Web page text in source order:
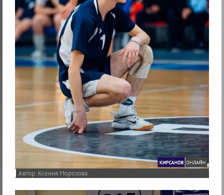
Ксения Морозова